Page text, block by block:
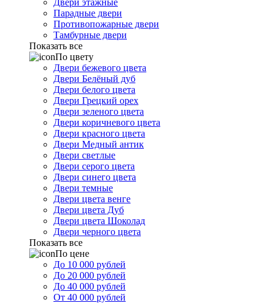
Двери этажные
Парадные двери
Противопожарные двери
Тамбурные двери
Показать все
По цвету
Двери бежевого цвета
Двери Белёный дуб
Двери белого цвета
Двери Грецкий орех
Двери зеленого цвета
Двери коричневого цвета
Двери красного цвета
Двери Медный антик
Двери светлые
Двери серого цвета
Двери синего цвета
Двери темные
Двери цвета венге
Двери цвета Дуб
Двери цвета Шоколад
Двери черного цвета
Показать все
По цене
До 10 000 рублей
До 20 000 рублей
До 40 000 рублей
От 40 000 рублей